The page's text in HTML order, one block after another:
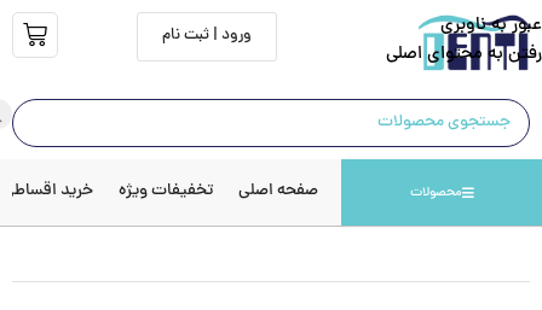
عبور به ناوبری
رفتن به محتوای اصلی
ورود | ثبت نام
محصولات صفحه اصلی تخفیفات ویژه خرید اقساطی